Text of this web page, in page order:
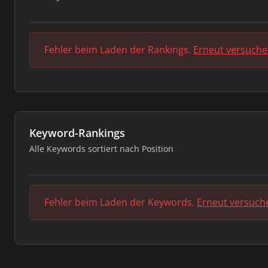
Fehler beim Laden der Rankings. Erneut
Keyword-Rankings
Alle Keywords sortiert nach Position
Fehler beim Laden der Keywords. Erneut